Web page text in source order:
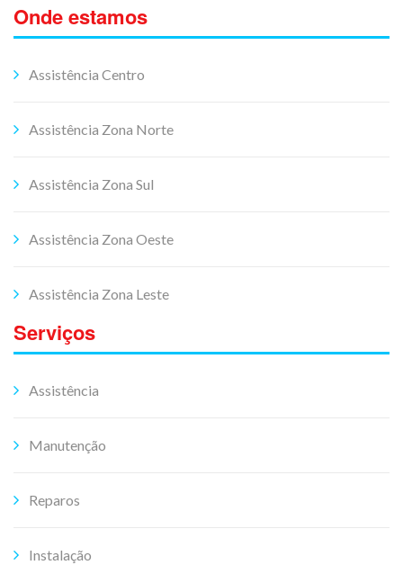
Onde estamos
Assistência Centro
Assistência Zona Norte
Assistência Zona Sul
Assistência Zona Oeste
Assistência Zona Leste
Serviços
Assistência
Manutenção
Reparos
Instalação